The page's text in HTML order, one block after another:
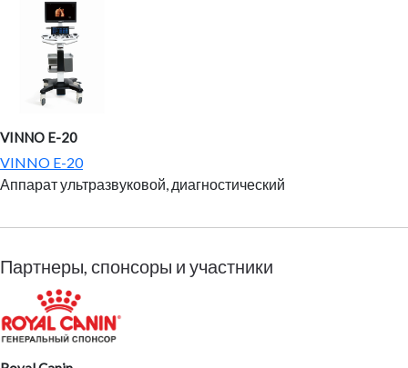
VINNO E-20
VINNO E-20
Аппарат ультразвуковой, диагностический
Партнеры, спонсоры и участники